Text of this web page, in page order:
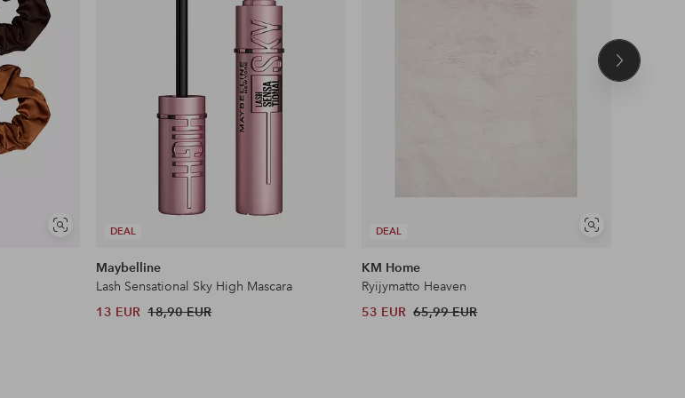
Näytä
DEAL
Maybelline
Lash Sensational Sky High Mascara
13 EUR 18,90 EUR
DEAL
Näytä
KM Home
Ryijymatto Heaven
53 EUR 65,99 EUR
Seuraava